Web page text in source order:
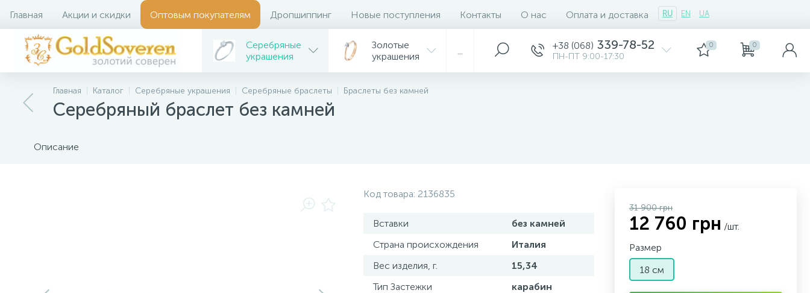
Главная Акции и скидки Оптовым покупателям Дропшиппинг Новые поступления Контакты О нас Оплата и доставка RU EN UA
Серебряные
украшения
Золотые
украшения
+38 (068) 339-78-52
ПН-ПТ 9:00-17:30
0 0
Главная Каталог Серебряные украшения Серебряные браслеты Браслеты без камней
Серебряный браслет без камней
Описание
Код товара: 2136835
Вставки
без камней
Страна происхождения
Италия
Вес изделия, г.
15,34
Тип Застежки
карабин
31 900 грн
12 760 грн /шт.
Размер
18 см